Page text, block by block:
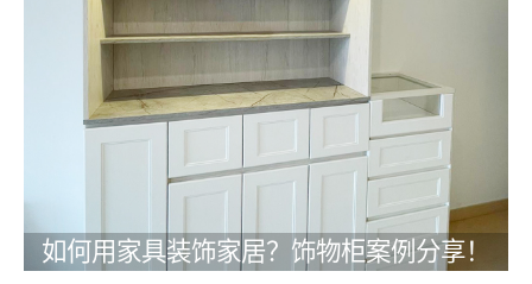
如何用家具装饰家居？饰物柜案例分享！